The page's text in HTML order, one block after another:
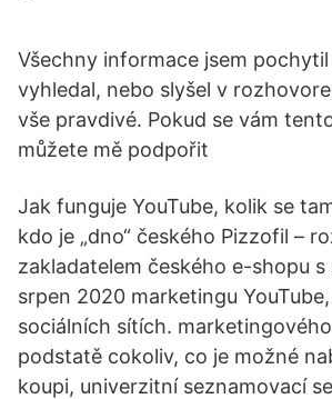
Všechny informace jsem
vyhledal, nebo slyšel v
vše pravdivé. Pokud se vám
můžete mě podpořit
Jak funguje YouTube, kolik se
kdo je „dno“ českého Pizzofil –
zakladatelem českého e-shopu s
srpen 2020 marketingu
sociálních sítích.
podstatě cokoliv, co je možné
koupi, univerzitní seznamovací